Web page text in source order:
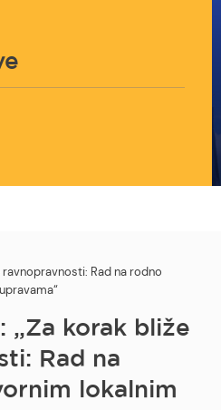
ravnopravnosti: Rad na rodno
„Za korak bliže
Rad na
lokalnim